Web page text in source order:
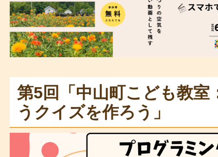
第5回「中山町こども教室
うクイズを作ろう」